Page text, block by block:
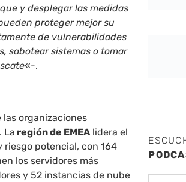
y desplegar las medidas
proteger mejor su
de vulnerabilidades
sabotear sistemas o tomar
«-.
las organizaciones
La región de EMEA lidera el
riesgo potencial, con 164
los servidores más
y 52 instancias de nube